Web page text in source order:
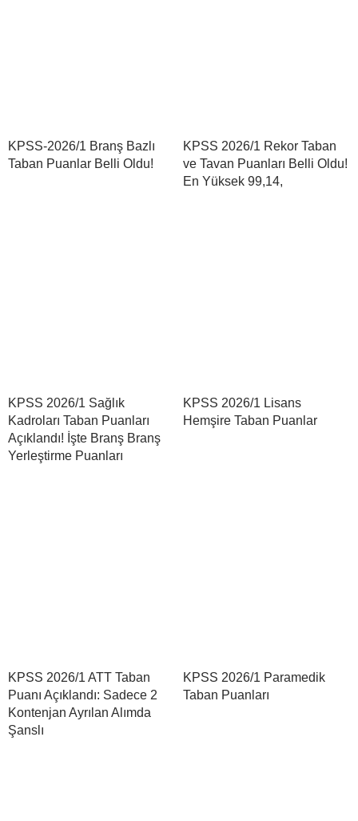
KPSS-2026/1 Branş Bazlı
Taban Puanlar Belli Oldu!
KPSS 2026/1 Rekor Taban
ve Tavan Puanları Belli Oldu!
En Yüksek 99,14,
KPSS 2026/1 Sağlık
Kadroları Taban Puanları
Açıklandı! İşte Branş Branş
Yerleştirme Puanları
KPSS 2026/1 Lisans
Hemşire Taban Puanlar
KPSS 2026/1 ATT Taban
Puanı Açıklandı: Sadece 2
Kontenjan Ayrılan Alımda
Şanslı
KPSS 2026/1 Paramedik
Taban Puanları